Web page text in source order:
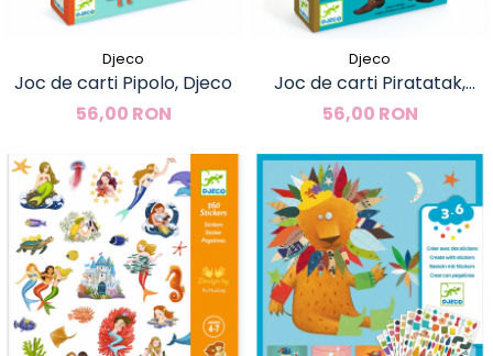
Djeco
Joc de carti Pipolo, Djeco
56,00 RON
Djeco
Joc de carti Piratatak,
Djeco
56,00 RON